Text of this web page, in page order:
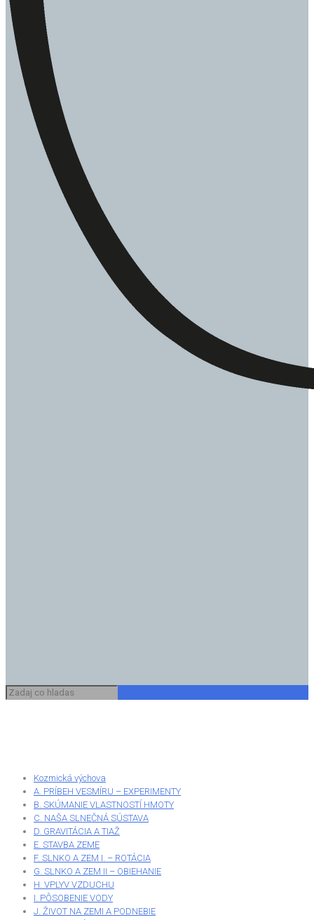
Kozmická výchova
A. PRÍBEH VESMÍRU – EXPERIMENTY
B. SKÚMANIE VLASTNOSTÍ HMOTY
C. NAŠA SLNEČNÁ SÚSTAVA
D. GRAVITÁCIA A TIAŽ
E. STAVBA ZEME
F. SLNKO A ZEM I. – ROTÁCIA
G. SLNKO A ZEM II – OBIEHANIE
H. VPLYV VZDUCHU
I. PÔSOBENIE VODY
J. ŽIVOT NA ZEMI A PODNEBIE